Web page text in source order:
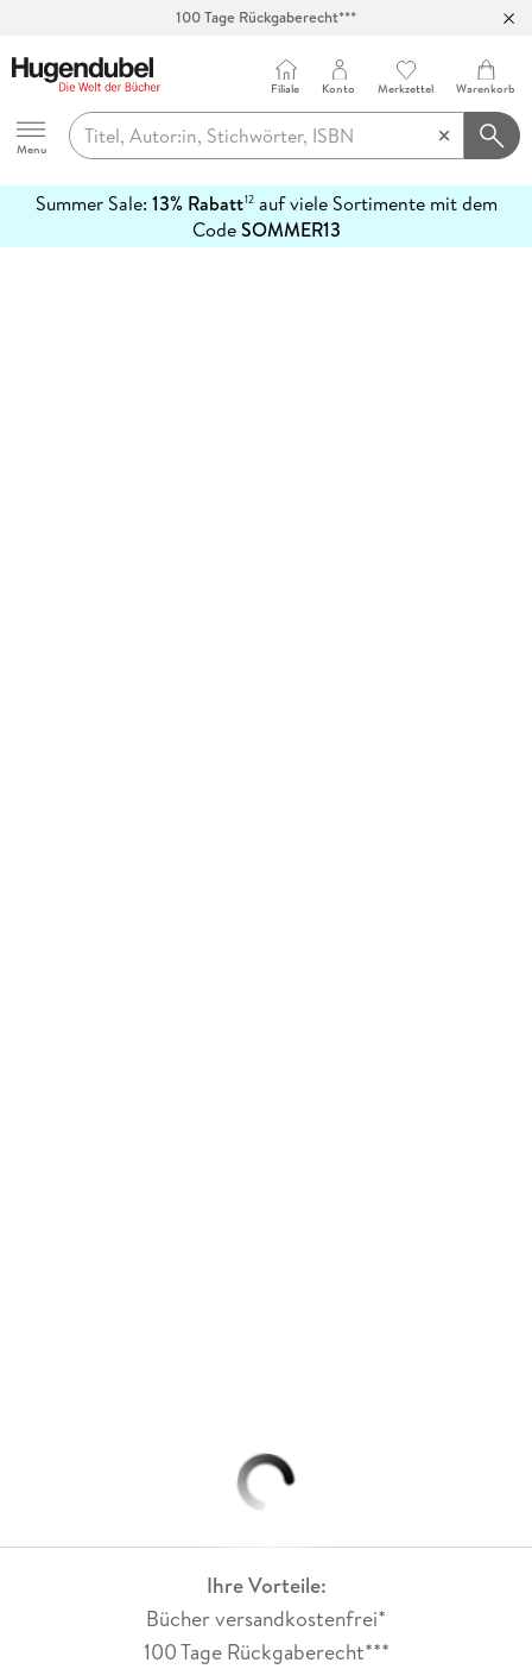
100 Tage Rückgaberecht***
Hugendubel
Menu
Filiale Konto Merkzettel Warenkorb
Summer Sale: 13% Rabatt12auf viele Sortimente mit dem
CodeSOMMER13
erfahren
Ihre Vorteile:
Bücher versandkostenfrei*
100 Tage Rückgaberecht***